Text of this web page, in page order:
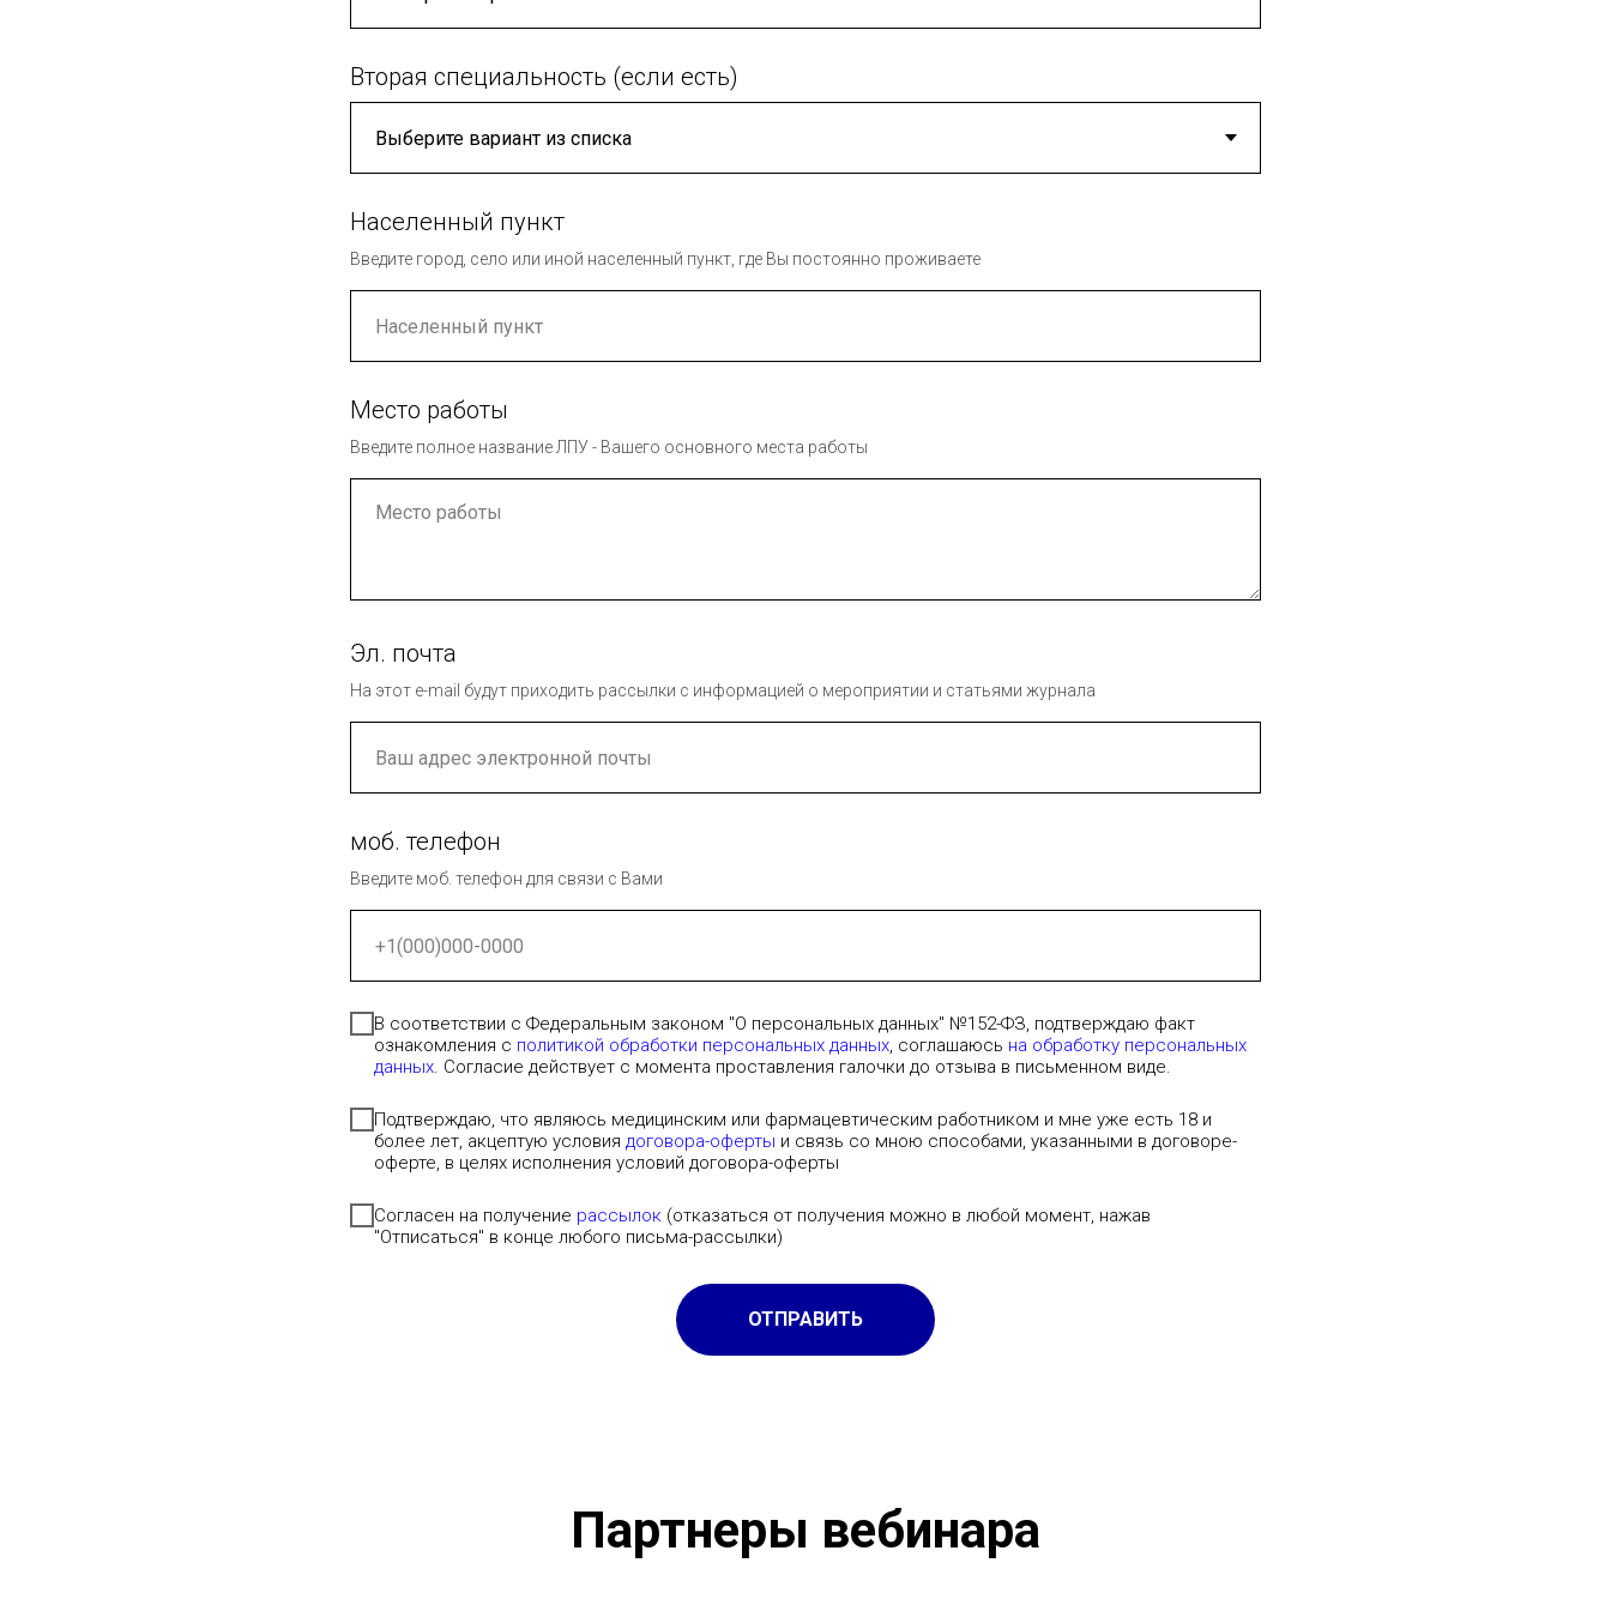
Вторая специальность (если есть)
Населенный пункт
Введите город, село или иной населенный пункт, где Вы постоянно проживаете
Место работы
Введите полное название ЛПУ - Вашего основного места работы
Эл. почта
На этот e-mail будут приходить рассылки с информацией о мероприятии и статьями журнала
моб. телефон
Введите моб. телефон для связи с Вами
В соответствии с Федеральным законом "О персональных данных" №152-ФЗ, подтверждаю факт
ознакомления с политикой обработки персональных данных, соглашаюсь на обработку персональных
данных. Согласие действует с момента проставления галочки до отзыва в письменном виде.
Подтверждаю, что являюсь медицинским или фармацевтическим работником и мне уже есть 18 и
более лет, акцептую условия договора-оферты и связь со мною способами, указанными в договоре-
оферте, в целях исполнения условий договора-оферты
Согласен на получение рассылок (отказаться от получения можно в любой момент, нажав
"Отписаться" в конце любого письма-рассылки)
ОТПРАВИТЬ
Партнеры вебинара